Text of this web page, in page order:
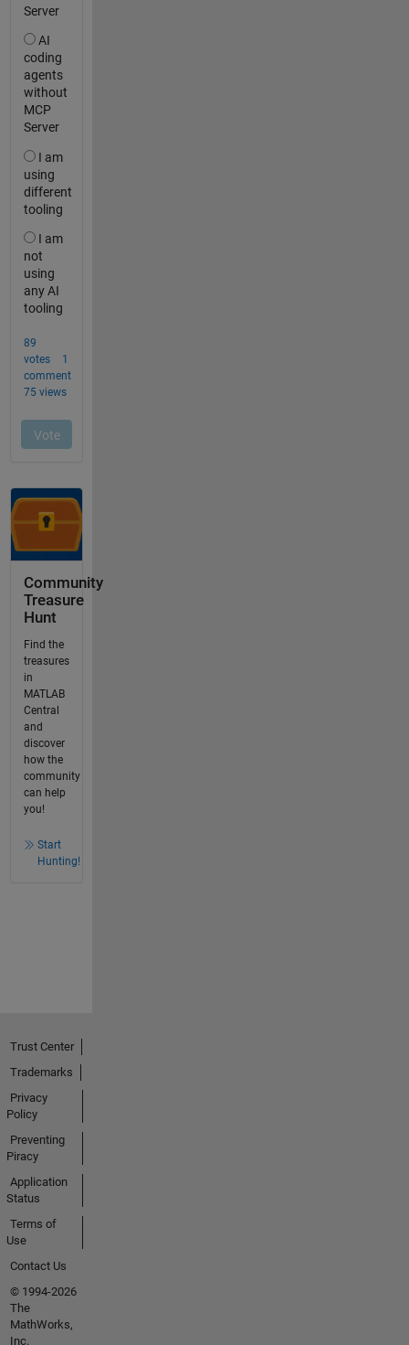
Community
Treasure
Hunt
Find the
treasures
in
MATLAB
Central
and
discover
how the
community
can help
you!
Start
Hunting!
Trust Center
Trademarks
Privacy
Policy
Preventing
Piracy
Application
Status
Terms of
Use
Contact Us
© 1994-2026
The
MathWorks,
Inc.